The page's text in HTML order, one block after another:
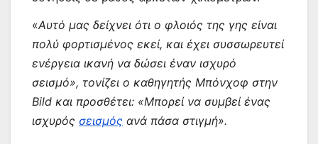
«Αυτό μας δείχνει ότι ο φλοιός της γης είναι
πολύ φορτισμένος εκεί, και έχει συσσωρευτεί
ενέργεια ικανή να δώσει έναν ισχυρό
σεισμό», τονίζει ο καθηγητής Μπόνχοφ στην
Bild και προσθέτει: «Μπορεί να συμβεί ένας
ισχυρός σεισμός ανά πάσα στιγμή».